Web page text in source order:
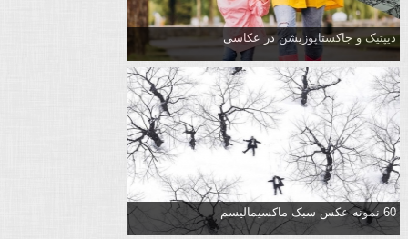
دیپتیک و جاکستا‌پوزیشن در عکاسی
60 نمونه عکس سبک ماکسیمالیسم